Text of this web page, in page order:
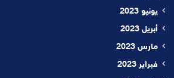
يونيو 2023
أبريل 2023
مارس 2023
فبراير 2023